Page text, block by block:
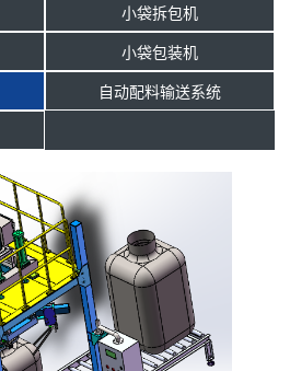
小袋拆包机
小袋包装机
自动配料输送系统